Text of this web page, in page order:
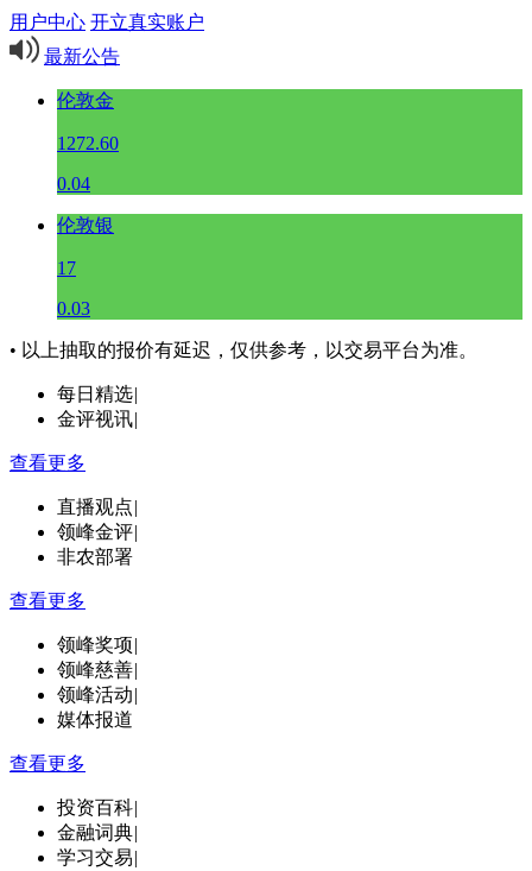
用户中心 开立真实账户
最新公告
伦敦金
1272.60
0.04
伦敦银
17
0.03
• 以上抽取的报价有延迟，仅供参考，以交易平台为准。
每日精选|
金评视讯|
查看更多
直播观点|
领峰金评|
非农部署
查看更多
领峰奖项|
领峰慈善|
领峰活动|
媒体报道
查看更多
投资百科|
金融词典|
学习交易|